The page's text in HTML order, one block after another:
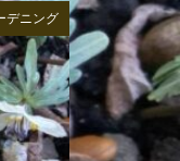
デニング